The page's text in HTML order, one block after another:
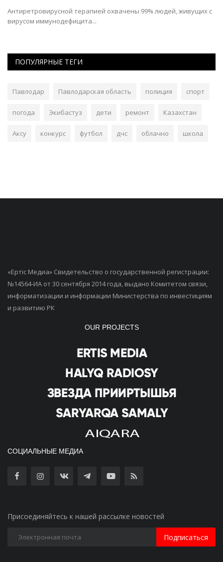
Антиретровирусной терапией охвачены 99% людей, живущих с
вирусом иммунодефицита...
ПОПУЛЯРНЫЕ ТЕГИ
Павлодар Павлодарская область полиция спорт
погода Экибастуз дети ремонт Казахстан
Аксу конкурс футбол дчс облачно школа
«Ертiс Медиа» Свидетельство о государственной регистрации:
№14564-ИА от 30 сентября 2014 года, выдано Комитетом связи,
информатизации и информации Министерства по инвестициям
и развитию РК
OUR PROJECTS
СОЦИАЛЬНЫЕ МЕДИА
Присоединяйтесь к нашей рассылке новостей
Подписаться